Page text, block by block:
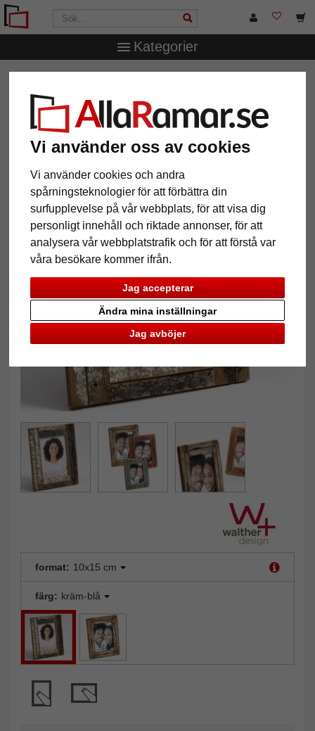
Vi använder oss av cookies
Vi använder cookies och andra
spårningsteknologier för att förbättra din
surfupplevelse på vår webbplats, för att visa dig
personligt innehåll och riktade annonser, för att
analysera vår webbplatstrafik och för att förstå var
våra besökare kommer ifrån.
Jag accepterar
Jag avböjer
Ändra mina inställningar
Kategorier
Fotoram Dupla
Tillbaka
format: 10x15 cm
färg: kräm-blå